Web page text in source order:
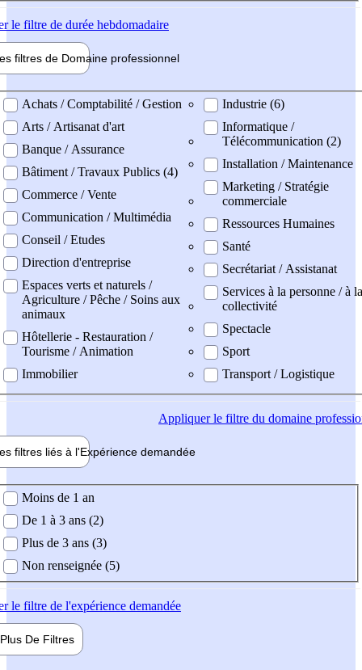
le filtre de durée hebdomadaire
filtres de Domaine professionnel
professionel
Achats / Comptabilité / Gestion
Arts / Artisanat d'art
Banque / Assurance
Bâtiment / Travaux Publics (4)
Commerce / Vente
Communication / Multimédia
Conseil / Etudes
Direction d'entreprise
Espaces verts et naturels /
Agriculture / Pêche / Soins aux
animaux
Hôtellerie - Restauration /
Tourisme / Animation
Immobilier
Industrie (6)
Informatique /
Télécommunication (2)
Installation / Maintenance
Marketing / Stratégie
commerciale
Ressources Humaines
Santé
Secrétariat / Assistanat
Services à la personne / à la
collectivité
Spectacle
Sport
Transport / Logistique
Appliquerle filtre du domaine
filtres liés à l'Expérience demandée
demandée
Moins de 1 an
De 1 à 3 ans (2)
Plus de 3 ans (3)
Non renseignée (5)
le filtre de l'expérience demandée
Plus De Filtres